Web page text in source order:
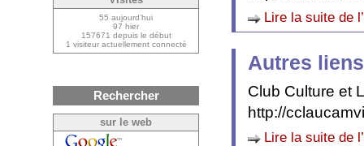
Lire la suite de
Autres liens
Club Culture et
http://
Lire la suite de
55 aujourd’hui
97 hier
157671 depuis le début
1 visiteur actuellement connecté
Rechercher
sur le web